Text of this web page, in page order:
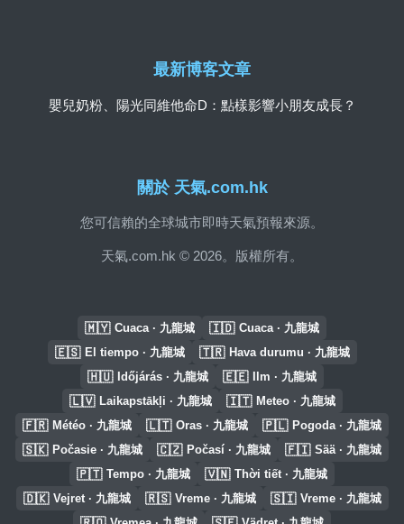
關於 天氣.com.hk
您可信賴的全球城市即時天氣預報來源。
天氣.com.hk © 2026。版權所有。
最新博客文章
嬰兒奶粉、陽光同維他命D：點樣影響小朋友成長？
🇲🇾 Cuaca · 九龍城 🇮🇩 Cuaca · 九龍城
🇪🇸 El tiempo · 九龍城 🇹🇷 Hava durumu · 九龍城
🇭🇺 Időjárás · 九龍城 🇪🇪 Ilm · 九龍城
🇱🇻 Laikapstākļi · 九龍城 🇮🇹 Meteo · 九龍城
🇫🇷 Météo · 九龍城 🇱🇹 Oras · 九龍城 🇵🇱 Pogoda · 九龍城
🇸🇰 Počasie · 九龍城 🇨🇿 Počasí · 九龍城 🇫🇮 Sää · 九龍城
🇵🇹 Tempo · 九龍城 🇻🇳 Thời tiết · 九龍城
🇩🇰 Vejret · 九龍城 🇷🇸 Vreme · 九龍城 🇸🇮 Vreme · 九龍城